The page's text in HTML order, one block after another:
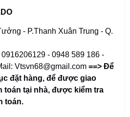
- P.Thanh Xuân Trung - Q.
- 0948 589 186 -
Vtsvn68@gmail.com==> Để
đặt hàng,để được giao
toán tại nhà, được kiểm tra
toán.